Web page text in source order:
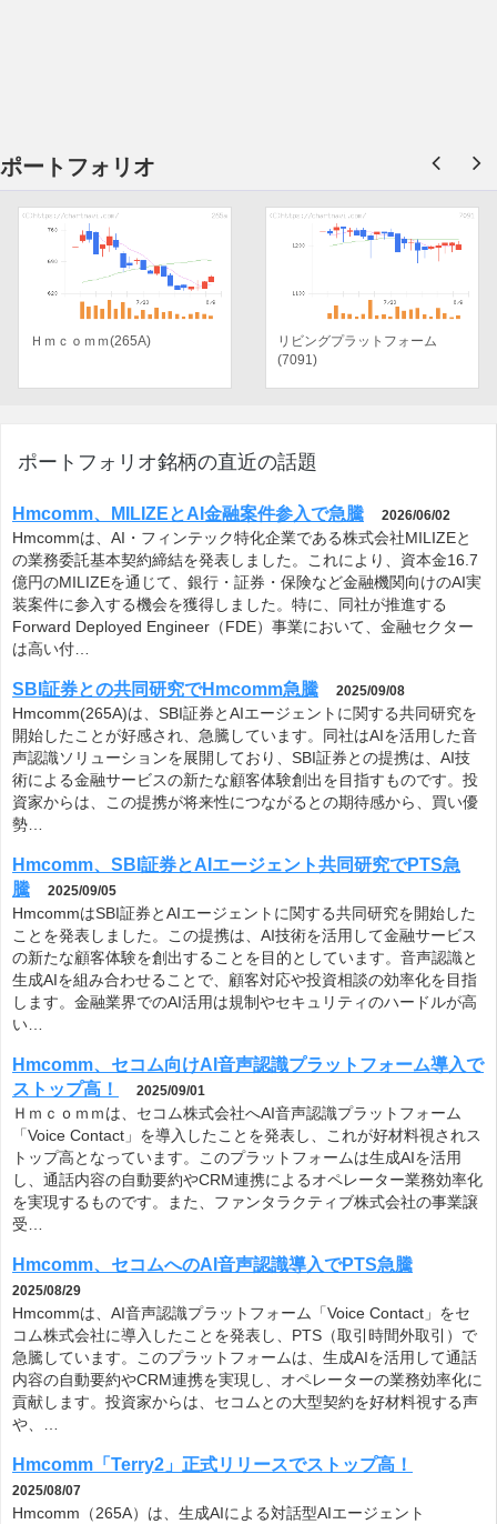
ポートフォリオ
Ｈｍｃｏｍｍ(265A)
リビングプラットフォーム
(7091)
ポートフォリオ銘柄の直近の話題
Hmcomm、MILIZEとAI金融案件参入で急騰 2026/06/02
Hmcommは、AI・フィンテック特化企業である株式会社MILIZEと
の業務委託基本契約締結を発表しました。これにより、資本金16.7
億円のMILIZEを通じて、銀行・証券・保険など金融機関向けのAI実
装案件に参入する機会を獲得しました。特に、同社が推進する
Forward Deployed Engineer（FDE）事業において、金融セクター
は高い付…
SBI証券との共同研究でHmcomm急騰 2025/09/08
Hmcomm(265A)は、SBI証券とAIエージェントに関する共同研究を
開始したことが好感され、急騰しています。同社はAIを活用した音
声認識ソリューションを展開しており、SBI証券との提携は、AI技
術による金融サービスの新たな顧客体験創出を目指すものです。投
資家からは、この提携が将来性につながるとの期待感から、買い優
勢…
Hmcomm、SBI証券とAIエージェント共同研究でPTS急
騰
2025/09/05
HmcommはSBI証券とAIエージェントに関する共同研究を開始した
ことを発表しました。この提携は、AI技術を活用して金融サービス
の新たな顧客体験を創出することを目的としています。音声認識と
生成AIを組み合わせることで、顧客対応や投資相談の効率化を目指
します。金融業界でのAI活用は規制やセキュリティのハードルが高
い…
Hmcomm、セコム向けAI音声認識プラットフォーム導入で
ストップ高！
2025/09/01
Ｈｍｃｏｍｍは、セコム株式会社へAI音声認識プラットフォーム
「Voice Contact」を導入したことを発表し、これが好材料視されス
トップ高となっています。このプラットフォームは生成AIを活用
し、通話内容の自動要約やCRM連携によるオペレーター業務効率化
を実現するものです。また、ファンタラクティブ株式会社の事業譲
受…
Hmcomm、セコムへのAI音声認識導入でPTS急騰
2025/08/29
Hmcommは、AI音声認識プラットフォーム「Voice Contact」をセ
コム株式会社に導入したことを発表し、PTS（取引時間外取引）で
急騰しています。このプラットフォームは、生成AIを活用して通話
内容の自動要約やCRM連携を実現し、オペレーターの業務効率化に
貢献します。投資家からは、セコムとの大型契約を好材料視する声
や、…
Hmcomm「Terry2」正式リリースでストップ高！
2025/08/07
Hmcomm（265A）は、生成AIによる対話型AIエージェント